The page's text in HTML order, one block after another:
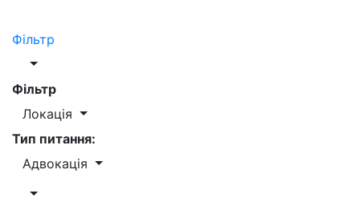
Фільтр
Фільтр
Локація
Тип питання:
Адвокація